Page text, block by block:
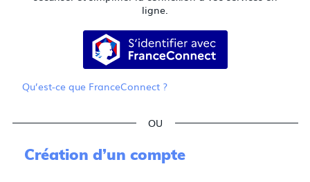
ligne.
S’identifier avec FranceConnect
Qu’est-ce que FranceConnect ?
Création d’un compte